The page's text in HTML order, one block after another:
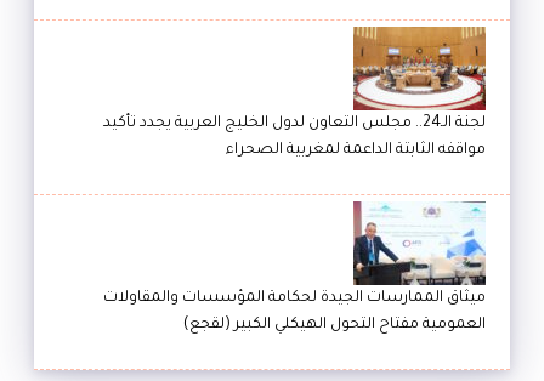
لجنة الـ24.. مجلس التعاون لدول الخليج العربية يجدد تأكيد
مواقفه الثابتة الداعمة لمغربية الصحراء
ميثاق الممارسات الجيدة لحكامة المؤسسات والمقاولات
العمومية مفتاح التحول الهيكلي الكبير (لقجع)